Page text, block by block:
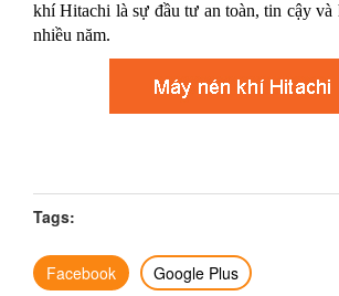
khí Hitachi là sự đầu tư an toàn, tin cậy và
nhiều năm.
Tags:
Facebook Google Plus